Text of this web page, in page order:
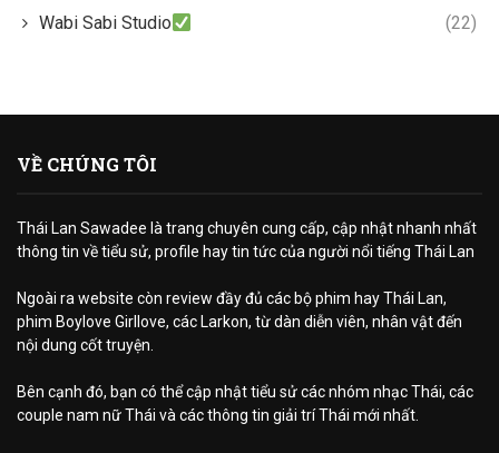
Wabi Sabi Studio (22)
VỀ CHÚNG TÔI
Thái Lan Sawadee là trang chuyên cung cấp, cập nhật nhanh nhất
thông tin về tiểu sử, profile hay tin tức của người nổi tiếng Thái Lan
Ngoài ra website còn review đầy đủ các bộ phim hay Thái Lan,
phim Boylove Girllove, các Larkon, từ dàn diễn viên, nhân vật đến
nội dung cốt truyện.
Bên cạnh đó, bạn có thể cập nhật tiểu sử các nhóm nhạc Thái, các
couple nam nữ Thái và các thông tin giải trí Thái mới nhất.